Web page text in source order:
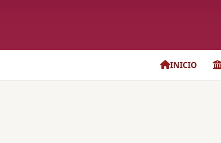
INICIO